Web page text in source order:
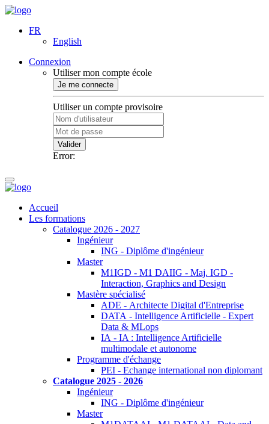
FR
English
Connexion
Utiliser mon compte école
Je me connecte
Utiliser un compte provisoire
Valider
Error:
Accueil
Les formations
Catalogue 2026 - 2027
Ingénieur
ING - Diplôme d'ingénieur
Master
M1IGD - M1 DAIIG - Maj. IGD -
Interaction, Graphics and Design
Mastère spécialisé
ADE - Architecte Digital d'Entreprise
DATA - Intelligence Artificielle - Expert
Data & MLops
IA - IA : Intelligence Artificielle
multimodale et autonome
Programme d'échange
PEI - Echange international non diplomant
Catalogue 2025 - 2026
Ingénieur
ING - Diplôme d'ingénieur
Master